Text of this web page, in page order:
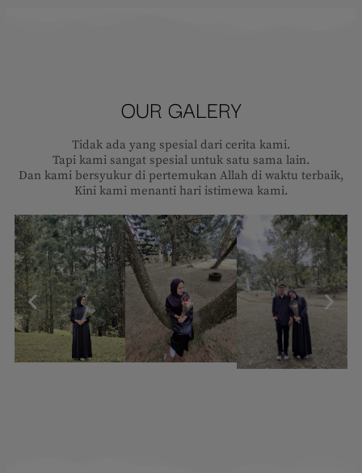
OUR GALERY
Tidak ada yang spesial dari cerita kami.
Tapi kami sangat spesial untuk satu sama lain.
Dan kami bersyukur di pertemukan Allah di waktu terbaik,
Kini kami menanti hari istimewa kami.